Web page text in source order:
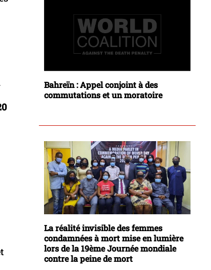
Bahreïn : Appel conjoint à des
commutations et un moratoire
La réalité invisible des femmes
condamnées à mort mise en lumière
lors de la 19ème Journée mondiale
contre la peine de mort